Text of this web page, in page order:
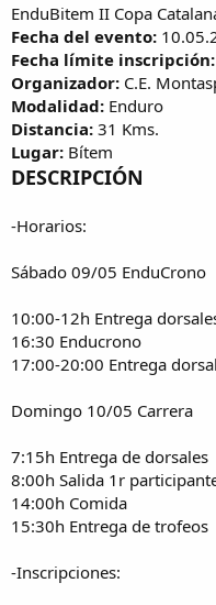
EnduBitem II Copa
Fecha del evento:
Fecha límite inscripción:
Organizador: C.E.
Modalidad: Enduro
Distancia: 31 Kms.
Lugar: Bítem
DESCRIPCIÓN
-Horarios:
Sábado 09/05 EnduCrono
10:00-12h Entrega
16:30 Enducrono
17:00-20:00 Entrega
Domingo 10/05 Carrera
7:15h Entrega de dorsales
8:00h Salida 1r
14:00h Comida
15:30h Entrega de trofeos
-Inscripciones: